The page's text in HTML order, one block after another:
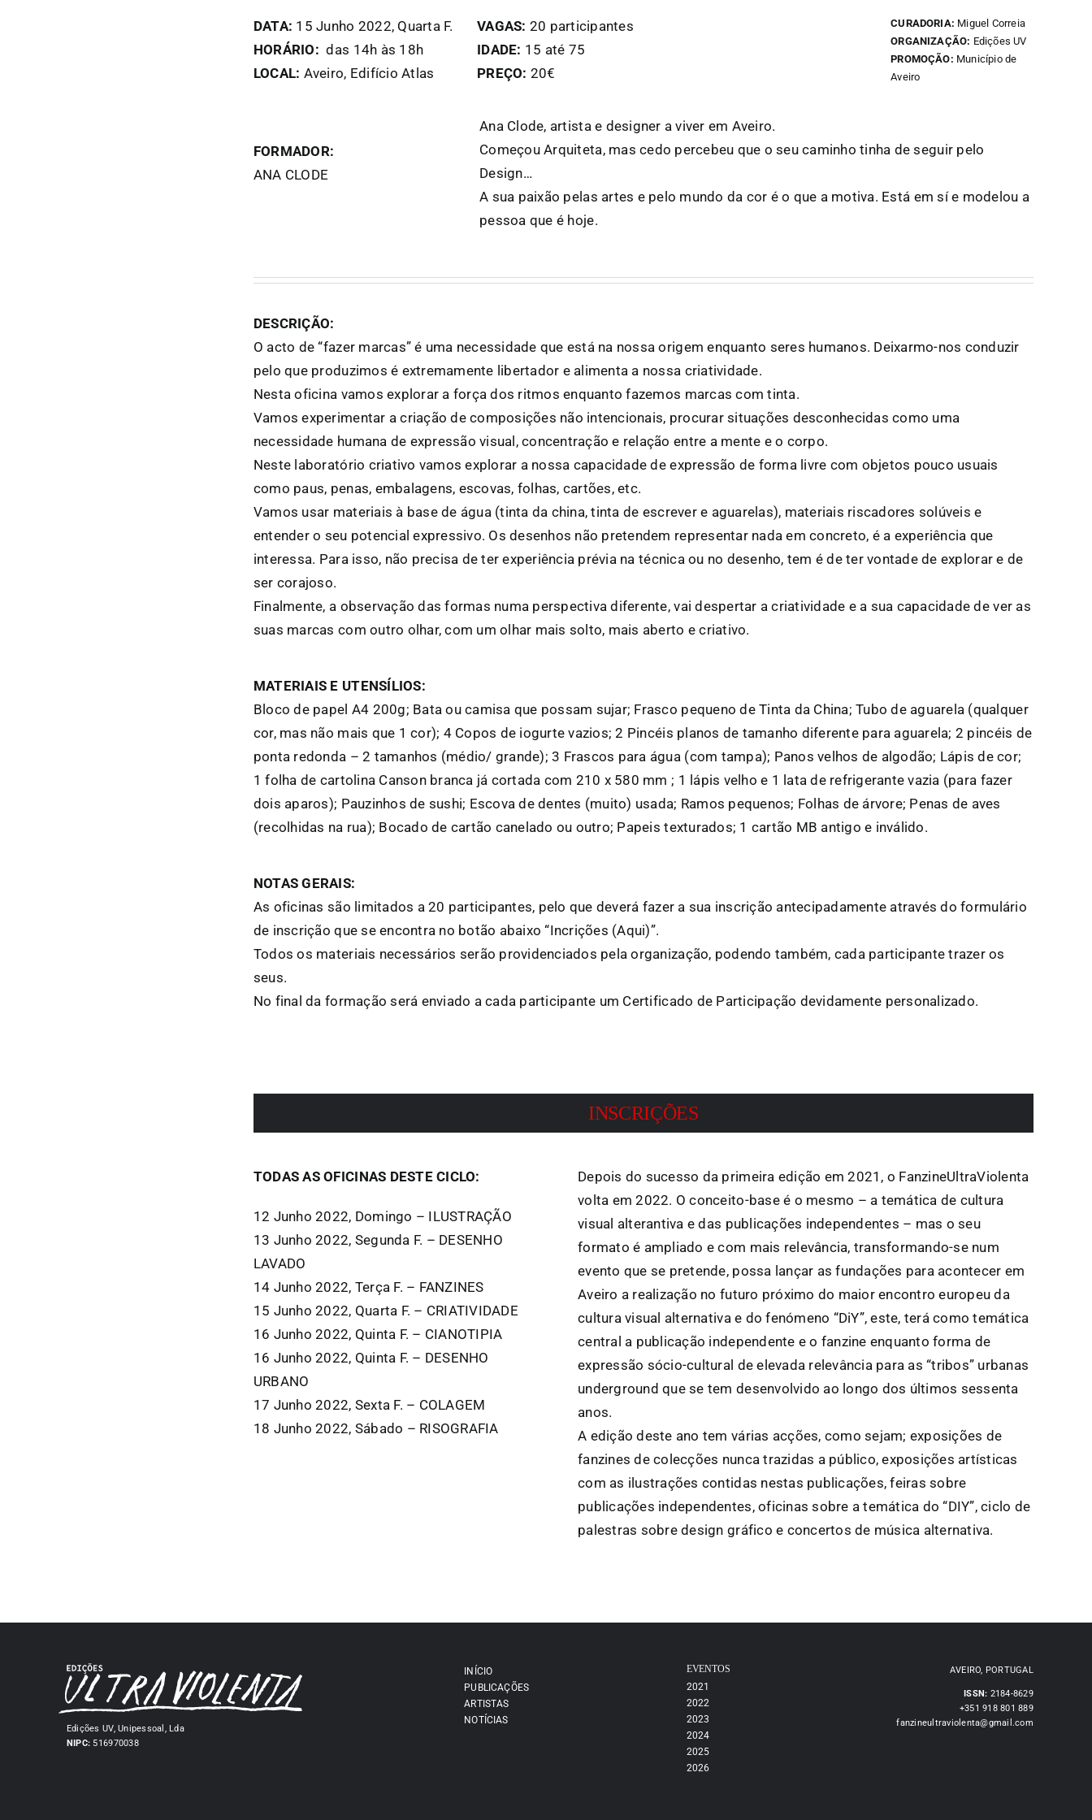
DATA: 15 Junho 2022, Quarta F.
HORÁRIO: das 14h às 18h
LOCAL: Aveiro, Edifício Atlas
VAGAS: 20 participantes
IDADE: 15 até 75
PREÇO: 20€
CURADORIA: Miguel Correia
ORGANIZAÇÃO: Edições UV
PROMOÇÃO: Município de
Aveiro
FORMADOR:
ANA CLODE
Ana Clode, artista e designer a viver em Aveiro.
Começou Arquiteta, mas cedo percebeu que o seu caminho tinha de seguir pelo
Design…
A sua paixão pelas artes e pelo mundo da cor é o que a motiva. Está em sí e modelou a
pessoa que é hoje.
DESCRIÇÃO:
O acto de “fazer marcas” é uma necessidade que está na nossa origem enquanto seres humanos. Deixarmo-nos conduzir
pelo que produzimos é extremamente libertador e alimenta a nossa criatividade.
Nesta oficina vamos explorar a força dos ritmos enquanto fazemos marcas com tinta.
Vamos experimentar a criação de composições não intencionais, procurar situações desconhecidas como uma
necessidade humana de expressão visual, concentração e relação entre a mente e o corpo.
Neste laboratório criativo vamos explorar a nossa capacidade de expressão de forma livre com objetos pouco usuais
como paus, penas, embalagens, escovas, folhas, cartões, etc.
Vamos usar materiais à base de água (tinta da china, tinta de escrever e aguarelas), materiais riscadores solúveis e
entender o seu potencial expressivo. Os desenhos não pretendem representar nada em concreto, é a experiência que
interessa. Para isso, não precisa de ter experiência prévia na técnica ou no desenho, tem é de ter vontade de explorar e de
ser corajoso.
Finalmente, a observação das formas numa perspectiva diferente, vai despertar a criatividade e a sua capacidade de ver as
suas marcas com outro olhar, com um olhar mais solto, mais aberto e criativo.
MATERIAIS E UTENSÍLIOS:
Bloco de papel A4 200g; Bata ou camisa que possam sujar; Frasco pequeno de Tinta da China; Tubo de aguarela (qualquer
cor, mas não mais que 1 cor); 4 Copos de iogurte vazios; 2 Pincéis planos de tamanho diferente para aguarela; 2 pincéis de
ponta redonda – 2 tamanhos (médio/ grande); 3 Frascos para água (com tampa); Panos velhos de algodão; Lápis de cor;
1 folha de cartolina Canson branca já cortada com 210 x 580 mm ; 1 lápis velho e 1 lata de refrigerante vazia (para fazer
dois aparos); Pauzinhos de sushi; Escova de dentes (muito) usada; Ramos pequenos; Folhas de árvore; Penas de aves
(recolhidas na rua); Bocado de cartão canelado ou outro; Papeis texturados; 1 cartão MB antigo e inválido.
NOTAS GERAIS:
As oficinas são limitados a 20 participantes, pelo que deverá fazer a sua inscrição antecipadamente através do formulário
de inscrição que se encontra no botão abaixo “Incrições (Aqui)”.
Todos os materiais necessários serão providenciados pela organização, podendo também, cada participante trazer os
seus.
No final da formação será enviado a cada participante um Certificado de Participação devidamente personalizado.
INSCRIÇÕES
TODAS AS OFICINAS DESTE CICLO:
12 Junho 2022, Domingo – ILUSTRAÇÃO
13 Junho 2022, Segunda F. – DESENHO
LAVADO
14 Junho 2022, Terça F. – FANZINES
15 Junho 2022, Quarta F. – CRIATIVIDADE
16 Junho 2022, Quinta F. – CIANOTIPIA
16 Junho 2022, Quinta F. – DESENHO
URBANO
17 Junho 2022, Sexta F. – COLAGEM
18 Junho 2022, Sábado – RISOGRAFIA
Depois do sucesso da primeira edição em 2021, o FanzineUltraViolenta
volta em 2022. O conceito-base é o mesmo – a temática de cultura
visual alterantiva e das publicações independentes – mas o seu
formato é ampliado e com mais relevância, transformando-se num
evento que se pretende, possa lançar as fundações para acontecer em
Aveiro a realização no futuro próximo do maior encontro europeu da
cultura visual alternativa e do fenómeno “DiY”, este, terá como temática
central a publicação independente e o fanzine enquanto forma de
expressão sócio-cultural de elevada relevância para as “tribos” urbanas
underground que se tem desenvolvido ao longo dos últimos sessenta
anos.
A edição deste ano tem várias acções, como sejam; exposições de
fanzines de colecções nunca trazidas a público, exposições artísticas
com as ilustrações contidas nestas publicações, feiras sobre
publicações independentes, oficinas sobre a temática do “DIY”, ciclo de
palestras sobre design gráfico e concertos de música alternativa.
Edições UV, Unipessoal, Lda
NIPC: 516970038
INÍCIO
PUBLICAÇÕES
ARTISTAS
NOTÍCIAS
EVENTOS
2021
2022
2023
2024
2025
2026
AVEIRO, PORTUGAL
ISSN: 2184-8629
+351 918 801 889
fanzineultraviolenta@gmail.com